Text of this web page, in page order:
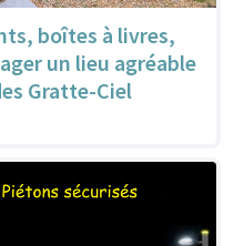
boîtes à livres,
un lieu agréable
Gratte-Ciel